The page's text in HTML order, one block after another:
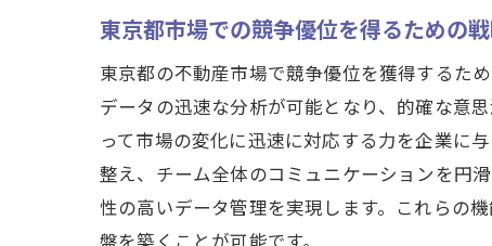
東京都市場での競争優位を得るための
東京都の不動産市場で競争優位を獲得するた
データの迅速な分析が可能となり、的確な意
って市場の変化に迅速に対応する力を企業に
整え、チーム全体のコミュニケーションを円
性の高いデータ管理を実現します。これらの